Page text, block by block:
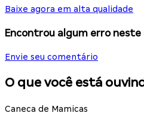
Baixe agora em alta qualidade
Encontrou algum erro
Envie seu comentário
O que você está
Caneca de Mamicas